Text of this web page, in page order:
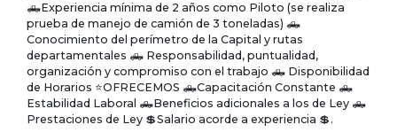
🛻Experiencia mínima de 2 años como Piloto (se realiza
prueba de manejo de camión de 3 toneladas) 🛻
Conocimiento del perímetro de la Capital y rutas
departamentales 🛻 Responsabilidad, puntualidad,
organización y compromiso con el trabajo 🛻 Disponibilidad
de Horarios ⭐OFRECEMOS 🛻Capacitación Constante 🛻
Estabilidad Laboral 🛻Beneficios adicionales a los de Ley 🛻
Prestaciones de Ley 💲Salario acorde a experiencia 💲.